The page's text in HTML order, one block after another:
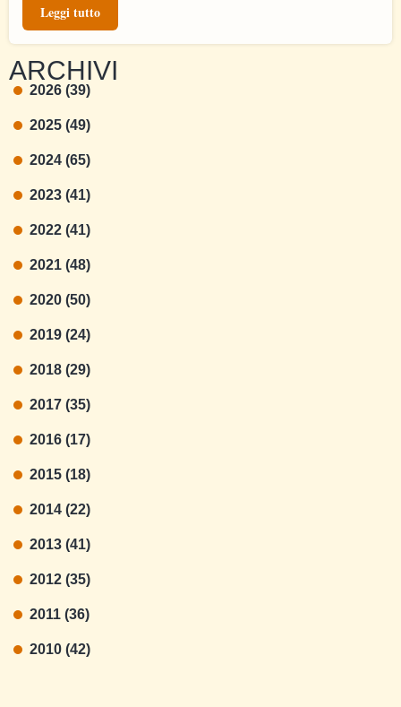
Leggi tutto
ARCHIVI
2026 (39)
2025 (49)
2024 (65)
2023 (41)
2022 (41)
2021 (48)
2020 (50)
2019 (24)
2018 (29)
2017 (35)
2016 (17)
2015 (18)
2014 (22)
2013 (41)
2012 (35)
2011 (36)
2010 (42)